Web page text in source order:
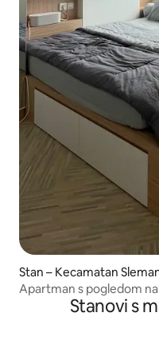
Stan – Kecamatan
Apartman s pogledom
Stanovi s